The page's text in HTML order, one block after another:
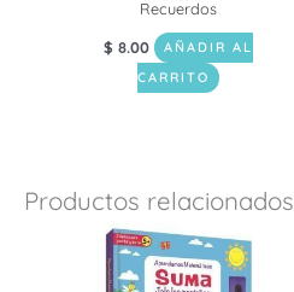
Recuerdos
$ 8.00
AÑADIR AL
CARRITO
Productos relacionados